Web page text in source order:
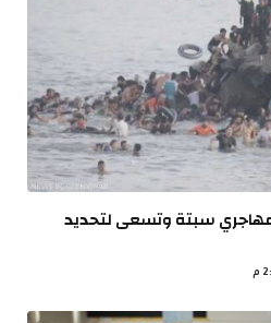
مهاجري سبتة وتسعى لتحديد